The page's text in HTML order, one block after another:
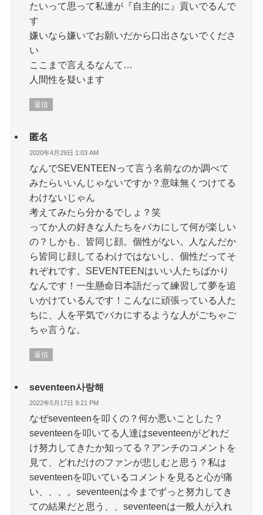
たいって思って私達が『自主的に』貢いでるんで
す
嫌いなら嫌いでお願いだから口出さないでくださ
い
ここまで言えるなんて…
人間性を疑います
返信
匿名
2020年4月29日 1:03 AM
なんでSEVENTEENって言う名前なのか調べて
みたらいいんじゃないですか？意味無くつけてる
わけないじゃん
考えてみたら分かるでしょ？笑
ってか人の好きな人たちをバカにして何が楽しい
の？しかも、皆同じ顔。個性がない。人なんだか
ら皆同じ顔してるわけではないし、個性だってそ
れぞれです。SEVENTEENはいい人たちばかり
なんです！一生懸命日本語だって練習して夢を追
いかけているんです！こんなに頑張っている人た
ちに、人を平気でバカにするような人がごちゃご
ちゃ言うな。
返信
seventeen사랑해
2022年5月17日 9:21 PM
なぜseventeenを叩くの？何か悪いことした？
seventeenを叩いてる人達はseventeenがどれだ
け努力してきたか知ってる？アンチのコメントを
見て、どれだけのファンが悲しむと思う？私は
seventeenを叩いているコメントを見ると心が痛
い、、、。seventeenは今までずっと努力してき
ての結果だと思う、、seventeenは一般人が入れ